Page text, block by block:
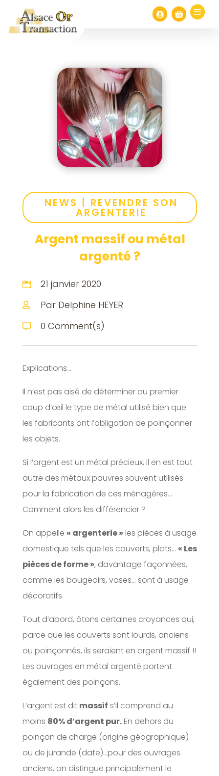
 
NEWS | REVENDRE SON
ARGENTERIE
Argent massif ou métal
argenté ?
 21 janvier 2020
 Par Delphine HEYER
 0 Comment(s)
Explications…
Il n’est pas aisé de déterminer au premier
coup d’œil le type de métal utilisé bien que
les fabricants ont l’obligation de poinçonner
les objets.
Si l’argent est un métal précieux, il en est tout
autre des métaux pauvres souvent utilisés
pour la fabrication de ces ménagères…
Comment alors les différencier ?
On appelle « argenterie » les pièces à usage
domestique tels que les couverts, plats… « Les
pièces de forme », davantage façonnées,
comme les bougeoirs, vases… sont à usage
décoratifs.
Tout d’abord, ôtons certaines croyances qui,
parce que les couverts sont lourds, anciens
ou poinçonnés, ils seraient en argent massif !!
Les ouvrages en métal argenté portent
également des poinçons.
L’argentest ditmassif s’il comprend au
moins 80% d’argent pur.En dehors du
poinçon de charge (origine géographique)
ou de jurande (date)…pour des ouvrages
anciens, on distingue principalement le